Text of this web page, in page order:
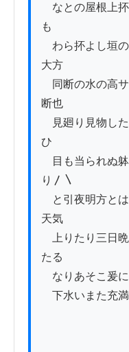
なとの屋根上抔
も
わら抔よし垣の
大方
同断の水の高サ
断也
見廻り見物し
ひ
目も当られぬ躰
り〳〵
と引夜明方と
天気
上りたり三日晩
たる
なりあそこ爰
下水いまた充満